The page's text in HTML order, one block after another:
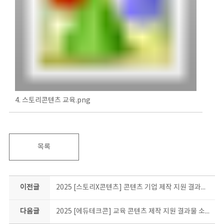
4. 스토리콘텐츠 교육.png
목록
이전글 2025 [스토리X콘텐츠] 콘텐츠 기업 제작 지원 결과물 소개
다음글 2025 [에듀테크콘] 교육 콘텐츠 제작 지원 결과물 소개